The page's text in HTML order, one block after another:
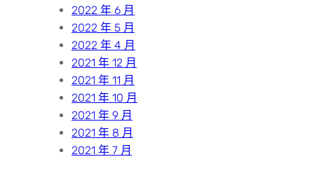
2022 年 6 月
2022 年 5 月
2022 年 4 月
2021 年 12 月
2021 年 11 月
2021 年 10 月
2021 年 9 月
2021 年 8 月
2021 年 7 月